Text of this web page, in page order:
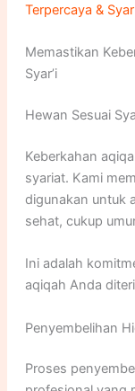
Terpercaya &
Memastikan
Syar’i
Hewan Sesuai
Keberkahan
syariat. Kami
digunakan untuk
sehat, cukup
Ini adalah
aqiqah Anda
Penyembelihan
Proses